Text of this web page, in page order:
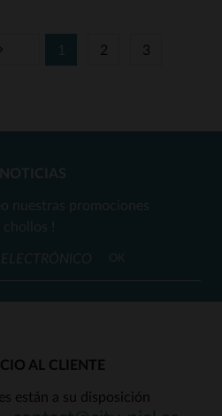
2 3
NOTICIAS
nuestras promociones
chollos !
OK
AL CLIENTE
están a su disposición